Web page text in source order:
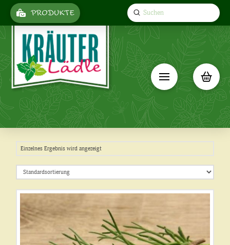
PRODUKTE Search
Submit
Einzelnes Ergebnis wird angezeigt